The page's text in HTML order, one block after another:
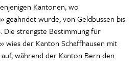
Kantonen, wo
geahndet wurde, von Geldbussen bis
Die strengste Bestimmung für
wies der Kanton Schaffhausen mit
während der Kanton Bern den